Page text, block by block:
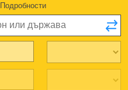
Подробности